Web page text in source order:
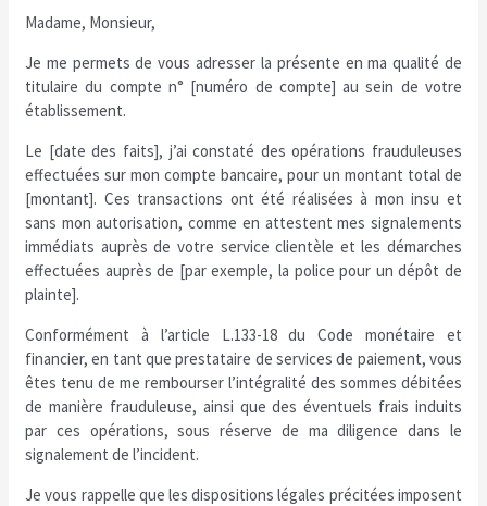
Madame, Monsieur,
Je me permets de vous adresser la présente en ma qualité de
titulaire du compte n° [numéro de compte] au sein de votre
établissement.
Le [date des faits], j’ai constaté des opérations frauduleuses
effectuées sur mon compte bancaire, pour un montant total de
[montant]. Ces transactions ont été réalisées à mon insu et
sans mon autorisation, comme en attestent mes signalements
immédiats auprès de votre service clientèle et les démarches
effectuées auprès de [par exemple, la police pour un dépôt de
plainte].
Conformément à l’article L.133-18 du Code monétaire et
financier, en tant que prestataire de services de paiement, vous
êtes tenu de me rembourser l’intégralité des sommes débitées
de manière frauduleuse, ainsi que des éventuels frais induits
par ces opérations, sous réserve de ma diligence dans le
signalement de l’incident.
Je vous rappelle que les dispositions légales précitées imposent